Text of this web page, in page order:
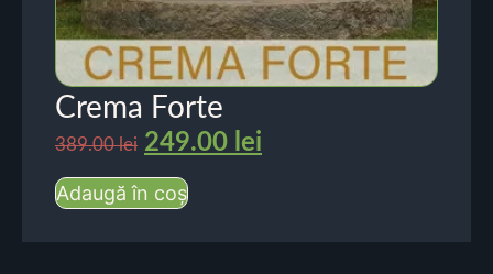
Crema Forte
389.00lei 249.00 lei
Adaugă în coș